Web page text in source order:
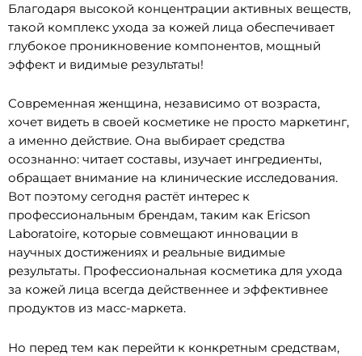
Благодаря высокой концентрации активных веществ,
такой комплекс ухода за кожей лица обеспечивает
глубокое проникновение компонентов, мощный
эффект и видимые результаты!
Современная женщина, независимо от возраста,
хочет видеть в своей косметике не просто маркетинг,
а именно действие. Она выбирает средства
осознанно: читает составы, изучает ингредиенты,
обращает внимание на клинические исследования.
Вот поэтому сегодня растёт интерес к
профессиональным брендам, таким как Ericson
Laboratoire, которые совмещают инновации в
научных достижениях и реальные видимые
результаты. Профессиональная косметика для ухода
за кожей лица всегда действеннее и эффективнее
продуктов из масс-маркета.
Но перед тем как перейти к конкретным средствам,